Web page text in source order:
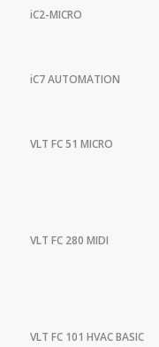
iC2-MICRO
iC7 AUTOMATION
VLT FC 51 MICRO
VLT FC 280 MIDI
VLT FC 101 HVAC BASIC